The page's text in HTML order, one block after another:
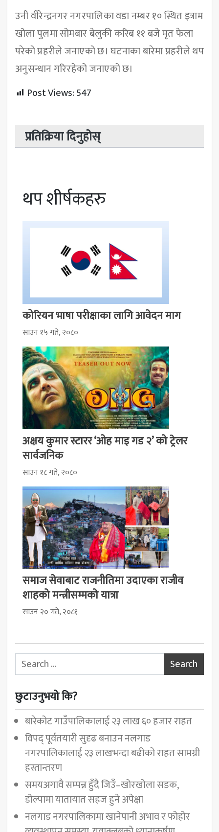
उनी वीरेन्द्रनगर नगरपालिका वडा नम्बर १० स्थित इत्राम
खोला पुलमा सोमबार बेलुकी करिब ११ बजे मृत फेला
परेको प्रहरीले जनाएको छ। घटनाका बारेमा प्रहरीले थप
अनुसन्धान गरिरहेको जनाएको छ।
Post Views:547
प्रतिक्रिया दिनुहोस्
थप शीर्षकहरु
कोरियन भाषा परीक्षाका लागि आवेदन माग
साउन १५ गते, २०८०
अक्षय कुमार स्टारर ‘ओह माइ गड २’ को ट्रेलर
सार्वजनिक
साउन १८ गते, २०८०
समाज सेवाबाट राजनीतिमा उदाएका राजीव
शाहको मन्त्रीसम्मको यात्रा
साउन २० गते, २०८१
Search for:
छुटाउनुभयो कि?
बारेकोट गाउँपालिकालाई २३ लाख ६० हजार राहत
विपद् पूर्वतयारी सुदृढ बनाउन नलगाड
नगरपालिकालाई २३ लाखभन्दा बढीको राहत सामग्री
हस्तान्तरण
समयअगावै सम्पन्न हुँदै जिउँ–खोरखोला सडक,
डोल्पामा यातायात सहज हुने अपेक्षा
नलगाड नगरपालिकामा खानेपानी अभाव र फोहोर